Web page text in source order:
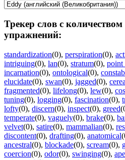
Трекер слов с
упражнений:
standardization(0), perspiration(0),
intriguing(0), lan(0), stratum(0), point
incarnation(0), ontological(0),
elucidate(0), swan(0), jagged(0),
fragmented(0), lifelong(0), lew(0),
tuning(0), logging(0), fascination(0),
lofty(0), discern(0), inspect(0), greed
temperate(0), vaguely(0), brake(0),
velvet(0), satire(0), mammalian(0),
discontent(0), drafting(0), anatomical
ancestral(0), blockade(0), scream(0),
coercion(0), odor(0), swinging(0),